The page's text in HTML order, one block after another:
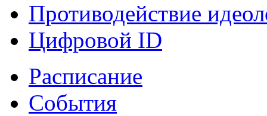
Противодействие
Цифровой ID
Расписание
События